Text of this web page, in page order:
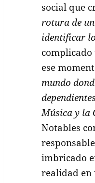
social que
rotura de
identificar
complicado
ese
mundo
Música y la
Notables
imbricado
realidad en